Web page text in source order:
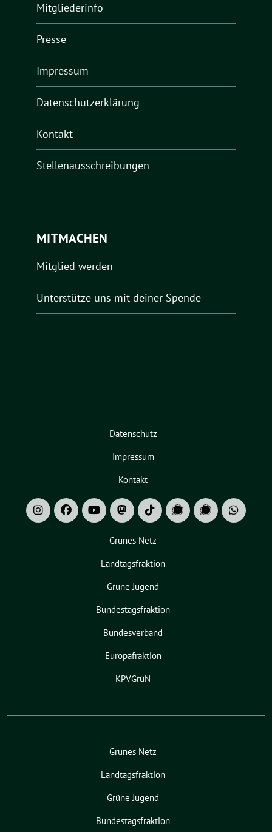
Mitgliederinfo
Presse
Impressum
Datenschutzerklärung
Kontakt
Stellenausschreibungen
MITMACHEN
Mitglied werden
Unterstütze uns mit deiner Spende
Datenschutz
Impressum
Kontakt
Grünes Netz
Landtagsfraktion
Grüne Jugend
Bundestagsfraktion
Bundesverband
Europafraktion
KPVGrüN
Grünes Netz
Landtagsfraktion
Grüne Jugend
Bundestagsfraktion